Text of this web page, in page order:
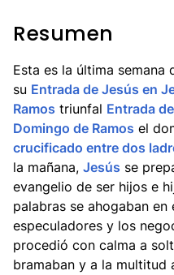
Resumen
Esta es la última semana
su Entrada de Jesús en
Ramos triunfal Entrada
Domingo de Ramos el
crucificado entre dos
la mañana, Jesús se
evangelio de ser hijos e
palabras se ahogaban
especuladores y los
procedió con calma a
bramaban y a la multitud